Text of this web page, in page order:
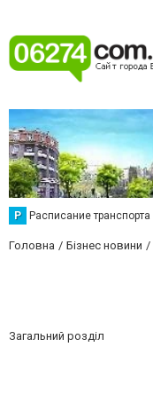
Р Расписание транспорта
Головна Бізнес новини
Загальний розділ